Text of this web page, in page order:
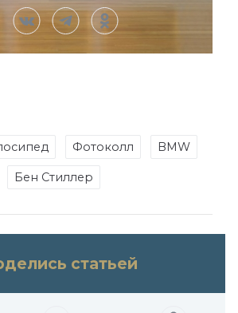
Фотоколл BMW
Бен Стиллер
статьей